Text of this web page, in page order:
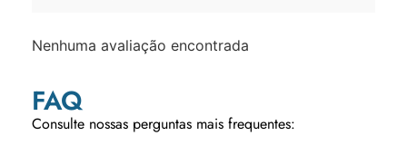
Nenhuma avaliação encontrada
FAQ
Consulte nossas perguntas mais frequentes: